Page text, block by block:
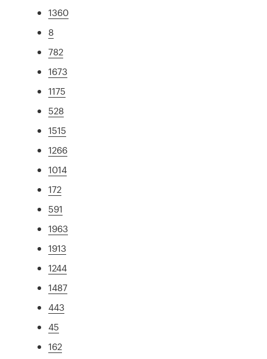
1360
8
782
1673
1175
528
1515
1266
1014
172
591
1963
1913
1244
1487
443
45
162